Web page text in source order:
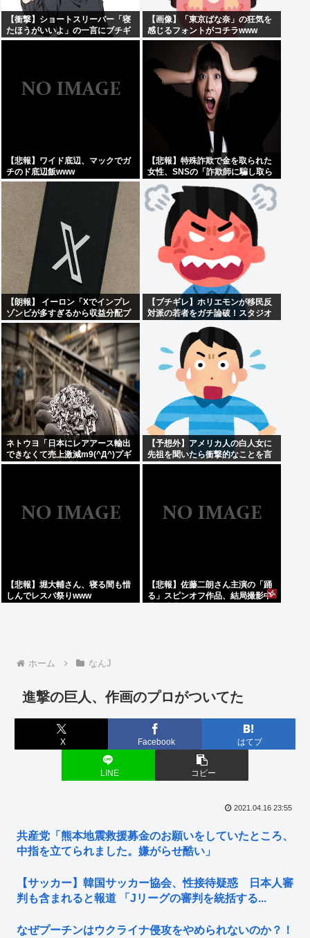
【衝撃】ショートスリーパー「寝
たほうがいいよ」の一言にブチギ
レwww(※動画あり)
【画像】「東京ばな奈」の狂気を
感じるフォントがコチラwww
【悲報】ワイド底辺、マックでガ
チのド底辺飯www
【悲報】特殊詐欺で金を取られた
女性、SNSの「詐欺師に騙し取ら
れたお金、取り戻せます」」に釣
られさらに240万円失うwww
【朗報】 イーロン「Xでインプレ
ゾンビが多すぎるから収益分配プ
ログラムやめるわ」
【ブチギレ】ホリエモンが移民反
対派の若者をガチ論破！スタジオ
が凍りついた瞬間がヤバすぎる…
ネトウヨ「日本にレアアース輸出
できなくて売上激減m9(^Д^)プギ
ャー」中国稀土「増益すぎてすま
【予想外】アメリカ人の白人女に
先祖を聞いたら衝撃的なことを言
い出した
【悲報】堀大輔さん、寝る間も惜
しんでレスバ祭りwww
【悲報】佐藤二朗さん主演の「踊
る」スピンオフ作品、結局撮影中
ホーム なんJ
進撃の巨人、作画のプロがついてた
X Facebook はてブ
LINE コピー
2021.04.16 23:55
共産党「熊本地震救援募金のお願いをしていたところ、
中指を立てられました。嫌がらせ酷い」
【サッカー】韓国サッカー協会、性接待疑惑 日本人審
判も含まれると報道 「Jリーグの審判を統括する...
なぜプーチンはウクライナ侵攻をやめられないのか？！